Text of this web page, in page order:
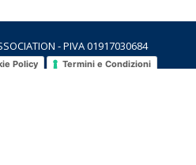
- PIVA 01917030684
Policy Termini e Condizioni